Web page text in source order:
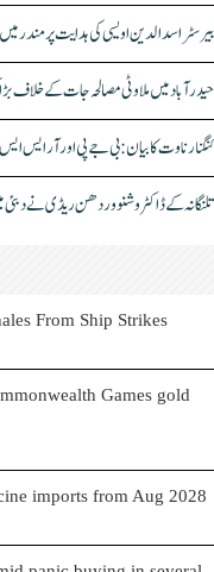
بیرسٹر اسدالدین اویسی کی ہدایت پر مندر
حیدرآباد میں ملاوٹی مصالحہ جات کے خلاف بڑا کریک ڈاؤن، 25 ٹن سے
کنگنا رناوت کا بیان: بی جے پی اور آر ایس
تلنگانہ کے ڈاکٹر وشنو وردھن ریڈی نے
From Ship Strikes
Games gold
imports from Aug 2028